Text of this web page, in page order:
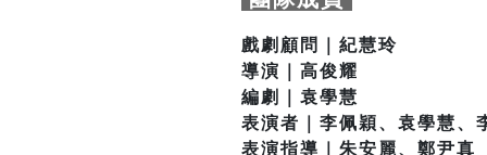
戲劇顧問｜紀慧玲
導演｜高俊耀
編劇｜袁學慧
表演者｜李佩穎、袁學慧、
表演指導｜朱安麗、鄭尹真